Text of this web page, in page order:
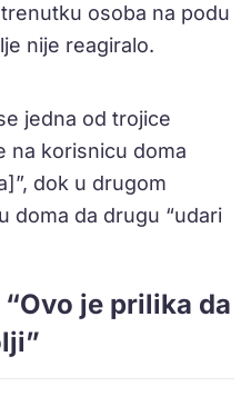
osoba na podu
nije reagiralo.
jedna od trojice
na korisnicu doma
dok u drugom
doma da drugu “udari
je prilika da